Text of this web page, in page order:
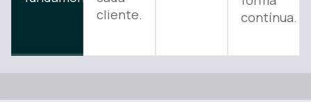
cliente.
contínua.